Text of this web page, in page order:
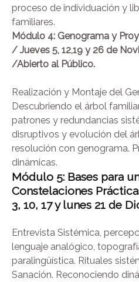
proceso de individuación y
familiares.
Módulo 4: Genograma y
/ Jueves 5, 12,19 y 26 de
/Abierto al Público.
Realización y Montaje del
Descubriendo el árbol
patrones y redundancias
disruptivos y evolución del
resolución con genograma.
dinámicas.
Módulo 5: Bases para
Constelaciones
3, 10, 17 y lunes 21 de
Entrevista Sistémica,
lenguaje analógico,
paralingüística. Rituales
Sanación. Reconociendo